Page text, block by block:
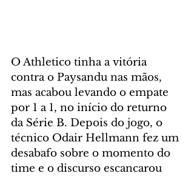
O Athletico tinha a vitória
contra o Paysandu nas mãos,
mas acabou levando o empate
por 1 a 1, no início do returno
da Série B. Depois do jogo, o
técnico Odair Hellmann fez um
desabafo sobre o momento do
time e o discurso escancarou